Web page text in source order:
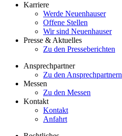
Karriere
Werde Neuenhauser
Offene Stellen
Wir sind Neuenhauser
Presse & Aktuelles
Zu den Presseberichten
Ansprechpartner
Zu den Ansprechpartnern
Messen
Zu den Messen
Kontakt
Kontakt
Anfahrt